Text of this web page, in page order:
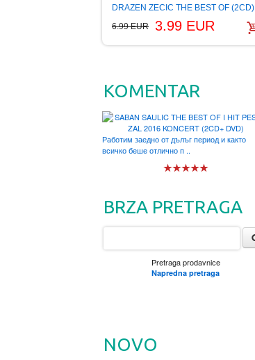
DRAZEN ZECIC THE BEST OF (2CD)
6.99 EUR
3.99 EUR
KOMENTAR
Работим заедно от дълъг период и както
всичко беше отлично п ..
BRZA PRETRAGA
Pretraga prodavnice
Napredna pretraga
NOVO